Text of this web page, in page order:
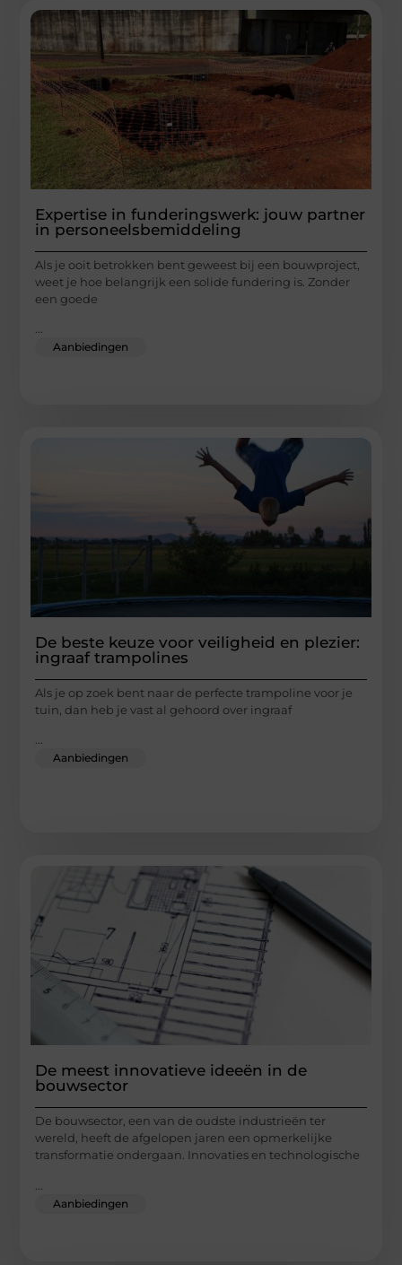
Expertise in funderingswerk: jouw partner
in personeelsbemiddeling
Als je ooit betrokken bent geweest bij een bouwproject,
weet je hoe belangrijk een solide fundering is. Zonder
een goede
Aanbiedingen
De beste keuze voor veiligheid en plezier:
ingraaf trampolines
Als je op zoek bent naar de perfecte trampoline voor je
tuin, dan heb je vast al gehoord over ingraaf
...
Aanbiedingen
De meest innovatieve ideeën in de
bouwsector
De bouwsector, een van de oudste industrieën ter
wereld, heeft de afgelopen jaren een opmerkelijke
transformatie ondergaan. Innovaties en technologische
Aanbiedingen